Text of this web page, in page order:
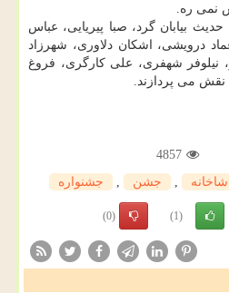
نمی ره.
حدیث بیابان گرد، صبا پیریایی، عباس
درویشی، اشكان دلاوری، شهرزاد
نیلوفر شهفری، علی كارگری، فروغ
نقش می پردازند.
4857
جشن جشنواره
(1)
(0)